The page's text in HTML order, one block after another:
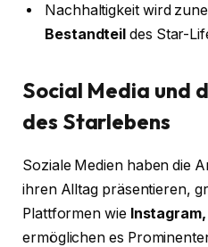
Nachhaltigkeit wird
Bestandteil des Star-
Social Media und
des Starlebens
Soziale Medien haben die
ihren Alltag präsentieren,
Plattformen wie
ermöglichen es